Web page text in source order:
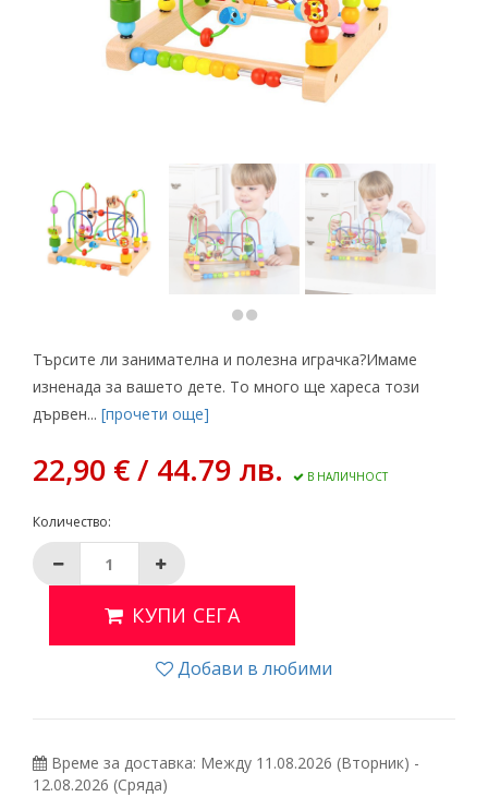
Търсите ли занимателна и полезна играчка?Имаме
изненада за вашето дете. То много ще хареса този
дървен... [прочети още]
22,90 € / 44.79 лв. В НАЛИЧНОСТ
Количество:
КУПИ СЕГА
Добави в любими
Време за доставка: Между 11.08.2026 (Вторник) -
12.08.2026 (Сряда)